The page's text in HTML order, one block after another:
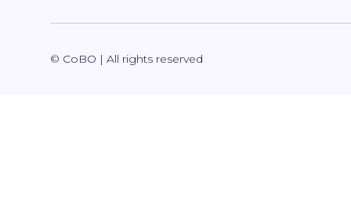
© CoBO | All rights reserved